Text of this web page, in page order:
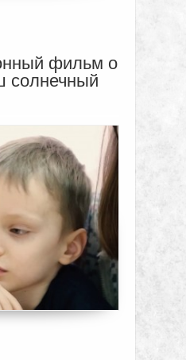
фильм о
солнечный